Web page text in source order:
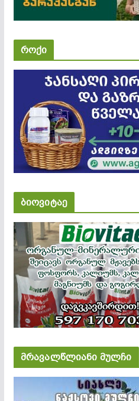
როქი
ბიოვიტაე
მრავალწლიანი მულჩი